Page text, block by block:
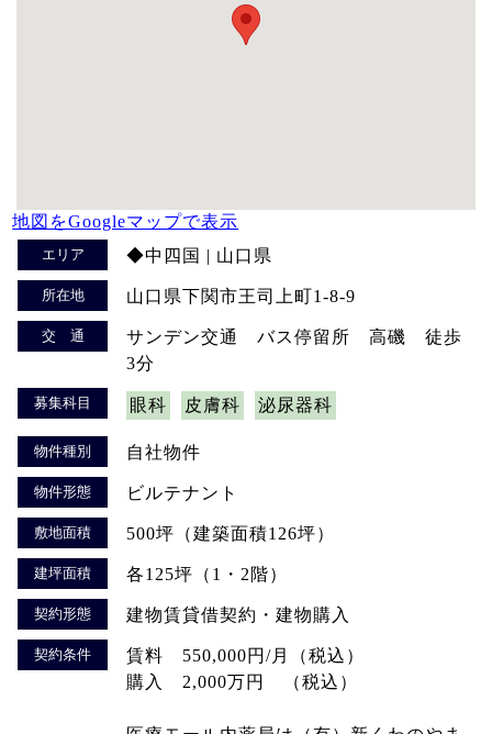
地図をGoogleマップで表示
エリア ◆中四国 | 山口県
所在地 山口県下関市王司上町1-8-9
交 通
サンデン交通 バス停留所 高磯 徒歩
3分
募集科目 眼科 皮膚科 泌尿器科
物件種別 自社物件
物件形態 ビルテナント
敷地面積 500坪（建築面積126坪）
建坪面積 各125坪（1・2階）
契約形態 建物賃貸借契約・建物購入
契約条件
賃料 550,000円/月（税込）
購入 2,000万円 （税込）